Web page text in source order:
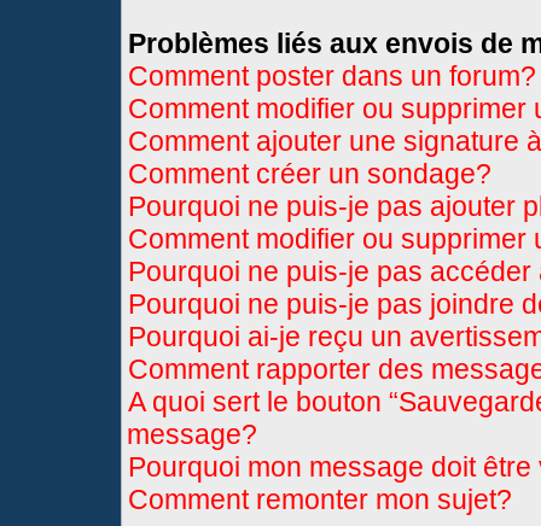
Problèmes liés aux envois de
Comment poster dans un forum?
Comment modifier ou supprimer
Comment ajouter une signature
Comment créer un sondage?
Pourquoi ne puis-je pas ajouter
Comment modifier ou supprimer
Pourquoi ne puis-je pas accéder
Pourquoi ne puis-je pas joindre
Pourquoi ai-je reçu un
Comment rapporter des
A quoi sert le bouton
message?
Pourquoi mon message doit être
Comment remonter mon sujet?